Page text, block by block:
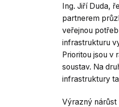
Ing. Jiří Duda,
partnerem
veřejnou
infrastrukturu
Prioritou jsou v
soustav. Na
infrastruktury
Výrazný nárůst